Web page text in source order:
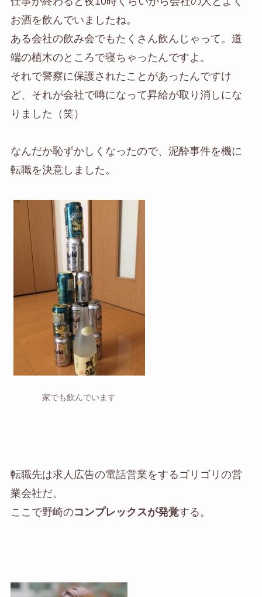
お酒を飲んでいましたね。
ある会社の飲み会でもたくさん飲んじゃって。道
端の植木のところで寝ちゃったんですよ。
それで警察に保護されたことがあったんですけ
ど、それが会社で噂になって昇給が取り消しにな
りました（笑）
なんだか恥ずかしくなったので、泥酔事件を機に
転職を決意しました。
家でも飲んでいます
転職先は求人広告の電話営業をするゴリゴリの営
業会社だ。
ここで野崎のコンプレックスが発覚する。